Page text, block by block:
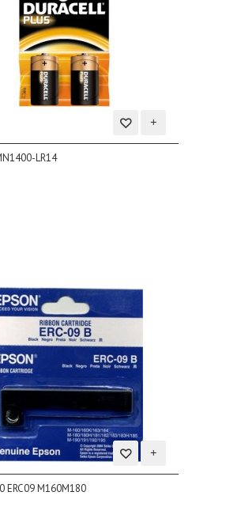
Aggiungi
LR14
Aggiungi
ERC09 M160M180